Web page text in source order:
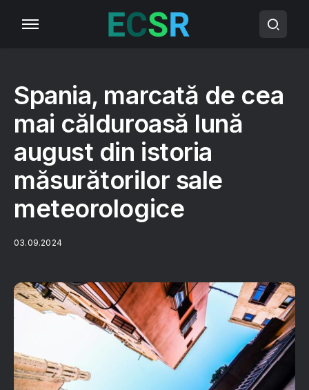
Spania, marcată de cea
mai călduroasă lună
august din istoria
măsurătorilor sale
meteorologice
03.09.2024